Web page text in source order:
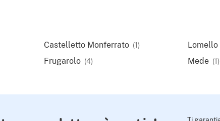
Castelletto Monferrato (1)
Frugarolo (4)
Lomello
Mede (1)